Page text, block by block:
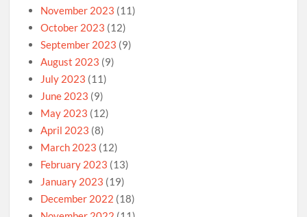
November 2023 (11)
October 2023 (12)
September 2023 (9)
August 2023 (9)
July 2023 (11)
June 2023 (9)
May 2023 (12)
April 2023 (8)
March 2023 (12)
February 2023 (13)
January 2023 (19)
December 2022 (18)